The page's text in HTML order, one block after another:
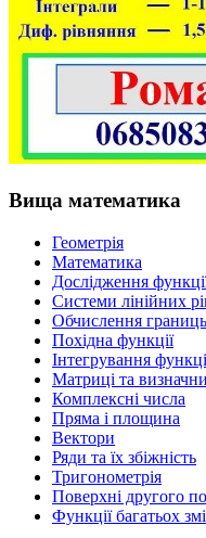
Вища математика
Геометрія
Математика
Дослідження
Системи лінійних
Обчислення границь
Похідна функції
Інтегрування
Матриці та
Комплексні числа
Пряма і площина
Вектори
Ряди та їх збіжність
Тригонометрія
Поверхні другого
Функції багатьох